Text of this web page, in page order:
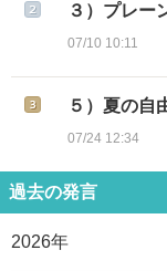
３）プレー
07/10 10:11
５）夏の自
07/24 12:34
過去の発言
2026年